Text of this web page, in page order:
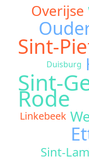
Overijse
Sint-
Duisburg
Sint-
Rode
Linkebeek
Sint-